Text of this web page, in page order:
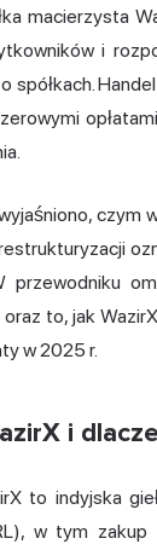
macierzysta
i
spółkach.
czym
oraz to, jak
w 2025 r.
i
to indyjska
w tym